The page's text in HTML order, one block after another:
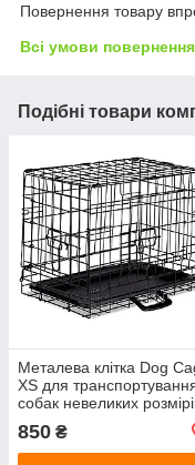
Повернення товару
Всі умови повернення
Подібні товари
Металева клітка Dog
XS для
собак невеликих
котів — 48 x 33 x 41 см
850 ₴